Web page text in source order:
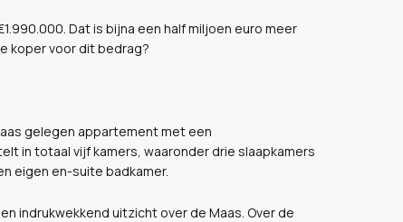
Dat is bijna een half miljoen euro meer
koper voor dit bedrag?
gelegen appartement met een
in totaal vijf kamers, waaronder drie slaapkamers
eigen en-suite badkamer.
indrukwekkend uitzicht over de Maas. Over de